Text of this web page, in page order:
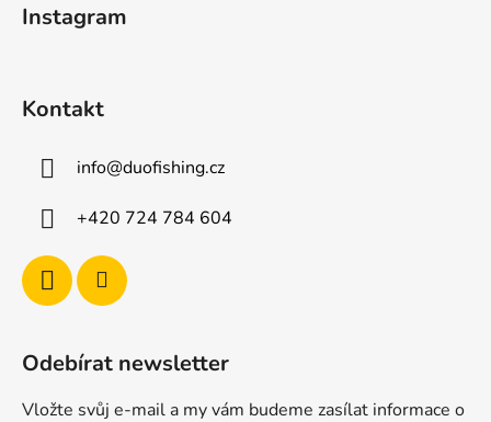
Instagram
Kontakt
info@duofishing.cz
+420 724 784 604
Odebírat newsletter
Vložte svůj e-mail a my vám budeme zasílat informace o